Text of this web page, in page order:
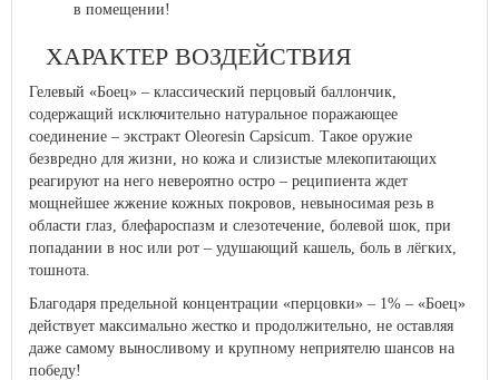
в помещении!
ХАРАКТЕР ВОЗДЕЙСТВИЯ
Гелевый «Боец» – классический перцовый баллончик,
содержащий исключительно натуральное поражающее
соединение – экстракт Oleoresin Capsicum. Такое оружие
безвредно для жизни, но кожа и слизистые млекопитающих
реагируют на него невероятно остро – реципиента ждет
мощнейшее жжение кожных покровов, невыносимая резь в
области глаз, блефароспазм и слезотечение, болевой шок, при
попадании в нос или рот – удушающий кашель, боль в лёгких,
тошнота.
Благодаря предельной концентрации «перцовки» – 1% – «Боец»
действует максимально жестко и продолжительно, не оставляя
даже самому выносливому и крупному неприятелю шансов на
победу!